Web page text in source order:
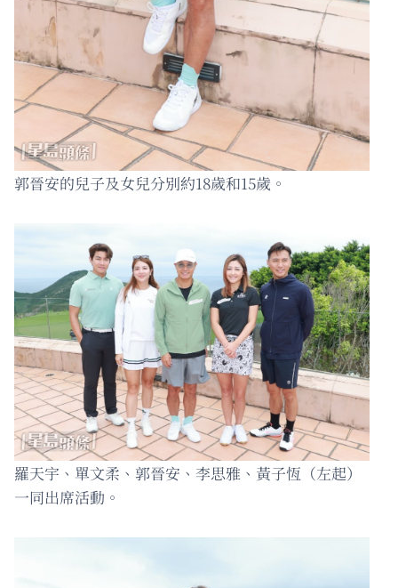
郭晉安的兒子及女兒分別約18歲和15歲。
羅天宇、單文柔、郭晉安、李思雅、黃子恆（左起）
一同出席活動。